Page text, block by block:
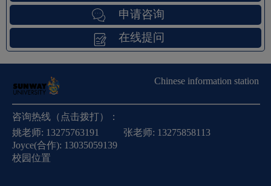
申请咨询
在线提问
Chinese information station
咨询热线（点击拨打）：
姚老师: 13275763191 张老师: 13275858113
Joyce(合作): 13035059139
校园位置